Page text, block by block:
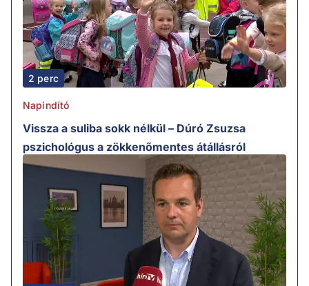
2 perc
Napindító
Vissza a suliba sokk nélkül – Dúró Zsuzsa
pszichológus a zökkenőmentes átállásról